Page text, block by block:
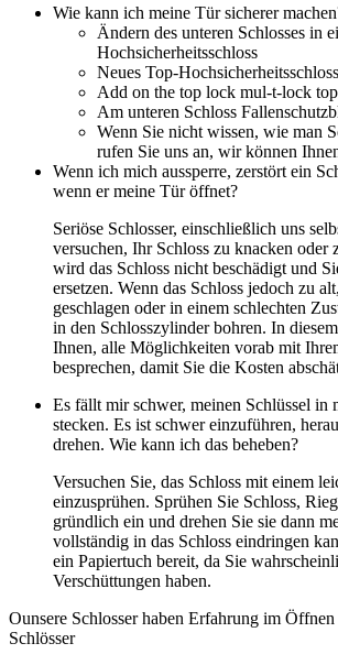
Wie kann ich meine Tür sicherer
Ändern des unteren Schlosses in
Hochsicherheitsschloss
Neues Top-
Add on the top lock mul-t-lock
Am unteren Schloss
Wenn Sie nicht wissen, wie man
rufen Sie uns an, wir können
Wenn ich mich aussperre, zerstört ein
wenn er meine Tür öffnet?
Seriöse Schlosser, einschließlich uns
versuchen, Ihr Schloss zu knacken oder
wird das Schloss nicht beschädigt und
ersetzen. Wenn das Schloss jedoch zu
geschlagen oder in einem schlechten
in den Schlosszylinder bohren. In
Ihnen, alle Möglichkeiten vorab mit
besprechen, damit Sie die Kosten
Es fällt mir schwer, meinen Schlüssel in
stecken. Es ist schwer einzuführen,
drehen. Wie kann ich das beheben?
Versuchen Sie, das Schloss mit einem
einzusprühen. Sprühen Sie Schloss,
gründlich ein und drehen Sie sie dann
vollständig in das Schloss eindringen
ein Papiertuch bereit, da Sie
Verschüttungen haben.
Ounsere Schlosser haben Erfahrung im
Schlösser